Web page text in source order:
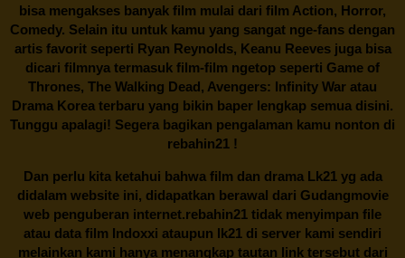
bisa mengakses banyak film mulai dari film Action, Horror,
Comedy. Selain itu untuk kamu yang sangat nge-fans dengan
artis favorit seperti Ryan Reynolds, Keanu Reeves juga bisa
dicari filmnya termasuk film-film ngetop seperti Game of
Thrones, The Walking Dead, Avengers: Infinity War atau
Drama Korea terbaru yang bikin baper lengkap semua disini.
Tunggu apalagi! Segera bagikan pengalaman kamu nonton di
rebahin21 !
Dan perlu kita ketahui bahwa film dan dramaLk21yg ada
didalam website ini, didapatkan berawal dari Gudangmovie
web penguberan internet.rebahin21 tidak menyimpan file
atau data film Indoxxi ataupun lk21 di server kami sendiri
melainkan kami hanya menangkap tautan link tersebut dari